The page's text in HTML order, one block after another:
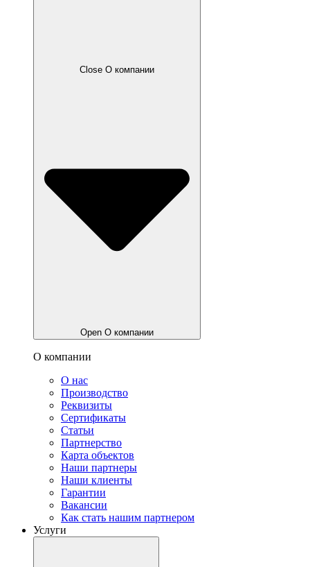
Close О компании
Open О компании
О компании
О нас
Производство
Реквизиты
Сертификаты
Статьи
Партнерство
Карта объектов
Наши партнеры
Наши клиенты
Гарантии
Вакансии
Как стать нашим партнером
Услуги